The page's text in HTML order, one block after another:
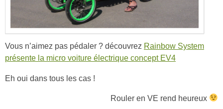
Vous n’aimez pas pédaler ? découvrez Rainbow System
présente la micro voiture électrique concept EV4
Eh oui dans tous les cas !
Rouler en VE rend heureux